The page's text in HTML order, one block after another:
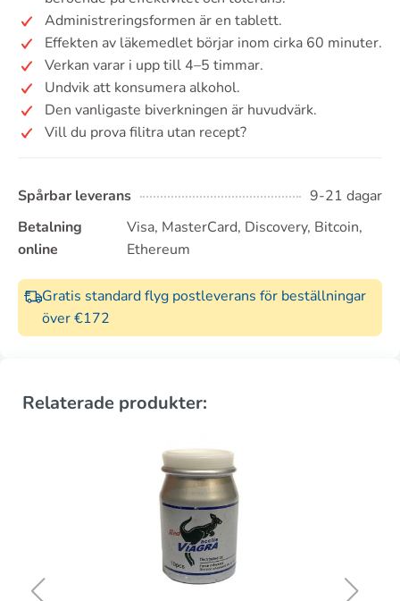
Administreringsformen är en tablett.
Effekten av läkemedlet börjar inom cirka 60 minuter.
Verkan varar i upp till 4–5 timmar.
Undvik att konsumera alkohol.
Den vanligaste biverkningen är huvudvärk.
Vill du prova filitra utan recept?
Spårbar leverans
9-21 dagar
Betalning
online
Visa, MasterCard, Discovery, Bitcoin,
Ethereum
Gratis standard flyg postleverans för beställningar
över €172
Relaterade produkter: